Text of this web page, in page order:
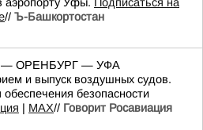
// Ъ-Башкортостан
— ОРЕНБУРГ — УФА
и выпуск воздушных судов.
безопасности
| MАХ// Говорит Росавиация